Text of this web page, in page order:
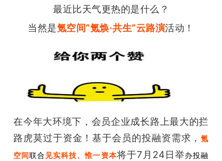
最近比天气更热的是什么？
当然是氪空间“氪焕·共生”云路演活动！
在今年大环境下，会员企业成长路上最大的拦
路虎莫过于资金！基于会员的投融资需求，氪
空间联合见实科技、惟一资本将于7月24日举办投融